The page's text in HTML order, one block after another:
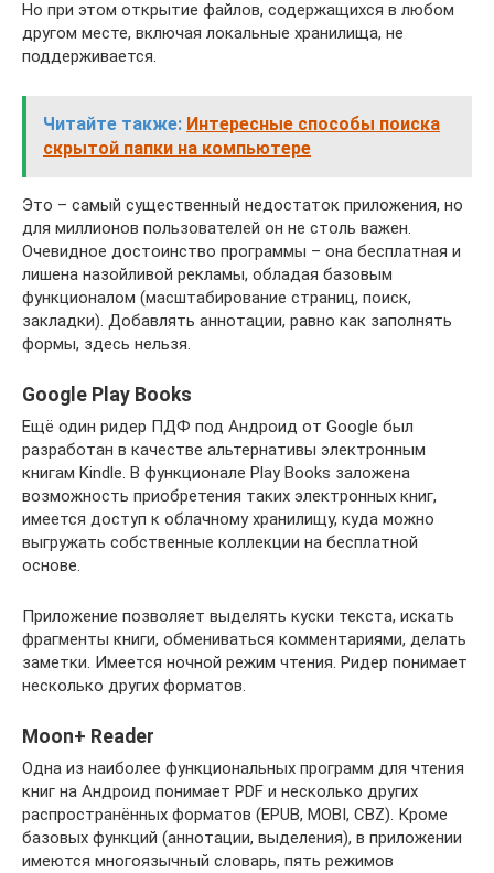
Но при этом открытие файлов, содержащихся в любом
другом месте, включая локальные хранилища, не
поддерживается.
Читайте также: Интересные способы поиска
скрытой папки на компьютере
Это – самый существенный недостаток приложения, но
для миллионов пользователей он не столь важен.
Очевидное достоинство программы – она бесплатная и
лишена назойливой рекламы, обладая базовым
функционалом (масштабирование страниц, поиск,
закладки). Добавлять аннотации, равно как заполнять
формы, здесь нельзя.
Google Play Books
Ещё один ридер ПДФ под Андроид от Google был
разработан в качестве альтернативы электронным
книгам Kindle. В функционале Play Books заложена
возможность приобретения таких электронных книг,
имеется доступ к облачному хранилищу, куда можно
выгружать собственные коллекции на бесплатной
основе.
Приложение позволяет выделять куски текста, искать
фрагменты книги, обмениваться комментариями, делать
заметки. Имеется ночной режим чтения. Ридер понимает
несколько других форматов.
Moon+ Reader
Одна из наиболее функциональных программ для чтения
книг на Андроид понимает PDF и несколько других
распространённых форматов (EPUB, MOBI, CBZ). Кроме
базовых функций (аннотации, выделения), в приложении
имеются многоязычный словарь, пять режимов